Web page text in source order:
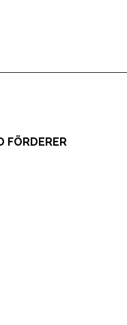
FÖRDERER